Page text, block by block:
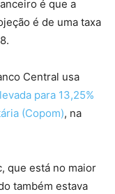
é que a
é de uma taxa
Central usa
para 13,25%
(Copom), na
que está no maior
também estava